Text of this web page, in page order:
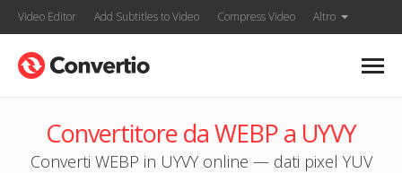
Video Editor Add Subtitles to Video Compress Video Altro
Convertitore da WEBP a UYVY
Converti WEBP in UYVY online — dati pixel YUV